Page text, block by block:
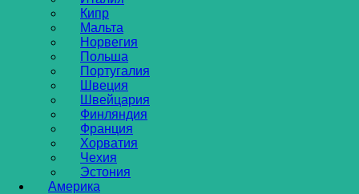
Кипр
Мальта
Норвегия
Польша
Португалия
Швеция
Швейцария
Финляндия
Франция
Хорватия
Чехия
Эстония
Америка